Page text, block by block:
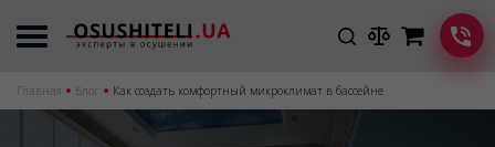
Главная Блог Как создать комфортный микроклимат в бассейне